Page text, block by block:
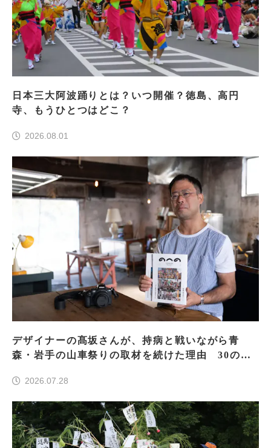
日本三大阿波踊りとは？いつ開催？徳島、高円
寺、もうひとつはどこ？
2026.08.01
デザイナーの髙坂さんが、持病と戦いながら青
森・岩手の山車祭りの取材を続けた理由 30の山
2026.07.28